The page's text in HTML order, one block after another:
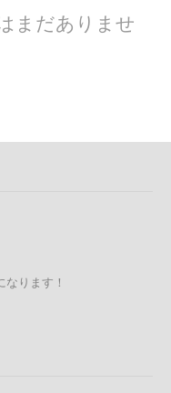
まだありませ
ります！